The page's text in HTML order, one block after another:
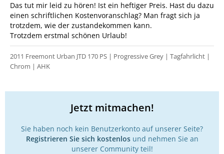
Das tut mir leid zu hören! Ist ein heftiger Preis. Hast du dazu
einen schriftlichen Kostenvoranschlag? Man fragt sich ja
trotzdem, wie der zustandekommen kann.
Trotzdem erstmal schönen Urlaub!
2011 Freemont Urban JTD 170 PS | Progressive Grey | Tagfahrlicht |
Chrom | AHK
Jetzt mitmachen!
Sie haben noch kein Benutzerkonto auf unserer Seite?
Registrieren Sie sich kostenlosund nehmen Sie an
unserer Community teil!